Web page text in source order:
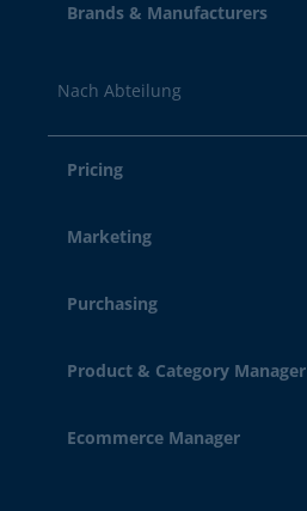
Brands & Manufacturers
Nach Abteilung
Pricing
Marketing
Purchasing
Product & Category Manager
Ecommerce Manager